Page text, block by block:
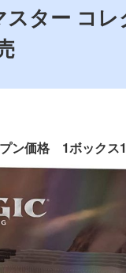
スター コ
ン価格 1ボックス